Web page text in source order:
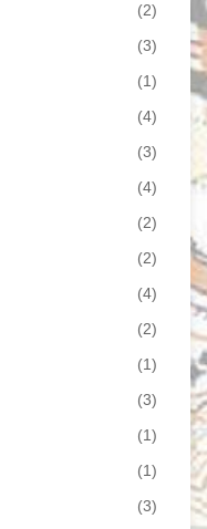
(2)
(3)
(1)
(4)
(3)
(4)
(2)
(2)
(4)
(2)
(1)
(3)
(1)
(1)
(3)